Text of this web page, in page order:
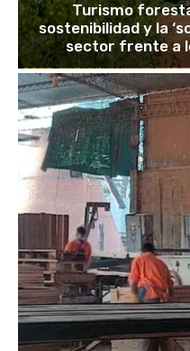
Turismo
sostenibilidad y la
sector frente a